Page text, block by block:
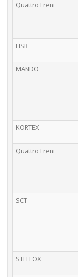
Quattro Freni
HSB
MANDO
KORTEX
Quattro Freni
SCT
STELLOX